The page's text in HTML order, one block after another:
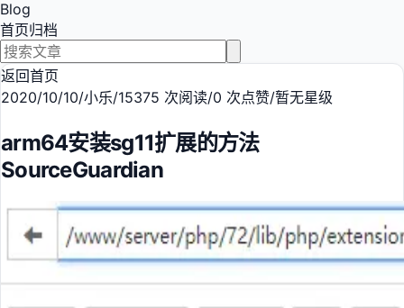
Blog
首页归档
返回首页
2020/10/10/小乐/15375 次阅读/0 次点赞/暂无星级
arm64安装sg11扩展的方法
SourceGuardian